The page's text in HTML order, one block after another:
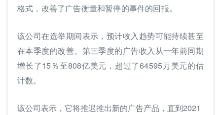
格式，改善了广告衡量和暂停的事件的回报。
该公司在选举期间表示，预计收入趋势可能持续甚至
在本季度的改善。第三季度的广告收入从一年前同期
增长了15％至808亿美元，超过了64595万美元的估
计数。
该公司表示，它将推迟推出新的广告产品，直到2021